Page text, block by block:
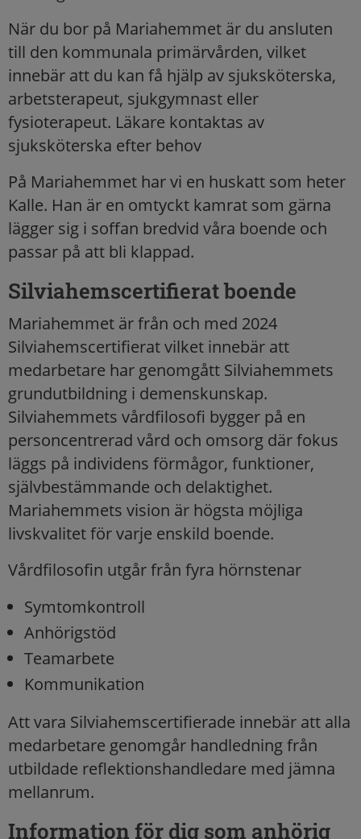
När du bor på Mariahemmet är du ansluten
till den kommunala primärvården, vilket
innebär att du kan få hjälp av sjuksköterska,
arbetsterapeut, sjukgymnast eller
fysioterapeut. Läkare kontaktas av
sjuksköterska efter behov
På Mariahemmet har vi en huskatt som heter
Kalle. Han är en omtyckt kamrat som gärna
lägger sig i soffan bredvid våra boende och
passar på att bli klappad.
Silviahemscertifierat boende
Mariahemmet är från och med 2024
Silviahemscertifierat vilket innebär att
medarbetare har genomgått Silviahemmets
grundutbildning i demenskunskap.
Silviahemmets vårdfilosofi bygger på en
personcentrerad vård och omsorg där fokus
läggs på individens förmågor, funktioner,
självbestämmande och delaktighet.
Mariahemmets vision är högsta möjliga
livskvalitet för varje enskild boende.
Vårdfilosofin utgår från fyra hörnstenar
Symtomkontroll
Anhörigstöd
Teamarbete
Kommunikation
Att vara Silviahemscertifierade innebär att alla
medarbetare genomgår handledning från
utbildade reflektionshandledare med jämna
mellanrum.
Information för dig som anhörig